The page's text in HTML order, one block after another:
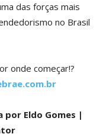
das forças mais
no Brasil
onde começar!?
Eldo Gomes |